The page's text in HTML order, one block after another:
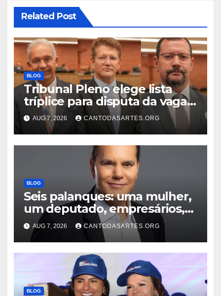
Related Post
BLOG
Tribunal Pleno elege lista
tríplice para disputa da vaga
de desembargador com os
advogados Ercílio Bezerra,
Marcos Antônio e Guilherme
AUG 7, 2026 CANTODASARTES.ORG
BLOG
Seis palanques: uma mulher,
um deputado, empresários,
professor e vice-governador;
Conheça todos os nomes que
disputam o Governo do TO
AUG 7, 2026 CANTODASARTES.ORG
BLOG